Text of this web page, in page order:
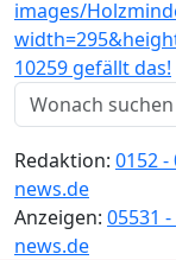
10259 gefällt das!
Redaktion: 0152 -
news.de
Anzeigen: 05531
news.de